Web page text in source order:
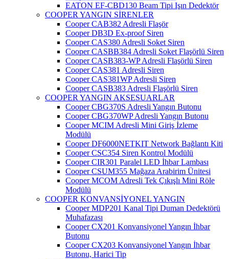
EATON EF-CBD130 Beam Tipi Işın Dedektör
COOPER YANGIN SİRENLER
Cooper CAB382 Adresli Flaşör
Cooper DB3D Ex-proof Siren
Cooper CAS380 Adresli Soket Siren
Cooper CASBB384 Adresli Soket Flaşörlü Siren
Cooper CASB383-WP Adresli Flaşörlü Siren
Cooper CAS381 Adresli Siren
Cooper CAS381WP Adresli Siren
Cooper CASB383 Adresli Flaşörlü Siren
COOPER YANGIN AKSESUARLAR
Cooper CBG370S Adresli Yangın Butonu
Cooper CBG370WP Adresli Yangın Butonu
Cooper MCIM Adresli Mini Giriş İzleme
Modülü
Cooper DF6000NETKIT Network Bağlantı Kiti
Cooper CSC354 Siren Kontrol Modülü
Cooper CIR301 Paralel LED İhbar Lambası
Cooper CSUM355 Mağaza Arabirim Ünitesi
Cooper MCOM Adresli Tek Çıkışlı Mini Röle
Modülü
COOPER KONVANSİYONEL YANGIN
Cooper MDP201 Kanal Tipi Duman Dedektörü
Muhafazası
Cooper CX201 Konvansiyonel Yangın İhbar
Butonu
Cooper CX203 Konvansiyonel Yangın İhbar
Butonu, Harici Tip